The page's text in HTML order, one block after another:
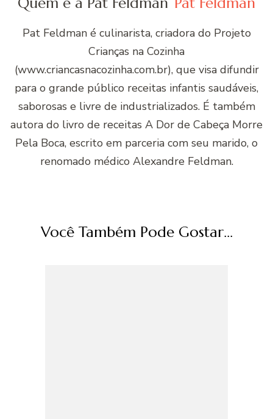
Pat Feldman é culinarista, criadora do Projeto
Crianças na Cozinha
(www.criancasnacozinha.com.br), que visa difundir
para o grande público receitas infantis saudáveis,
saborosas e livre de industrializados. É também
autora do livro de receitas A Dor de Cabeça Morre
Pela Boca, escrito em parceria com seu marido, o
renomado médico Alexandre Feldman.
Você Também Pode Gostar...